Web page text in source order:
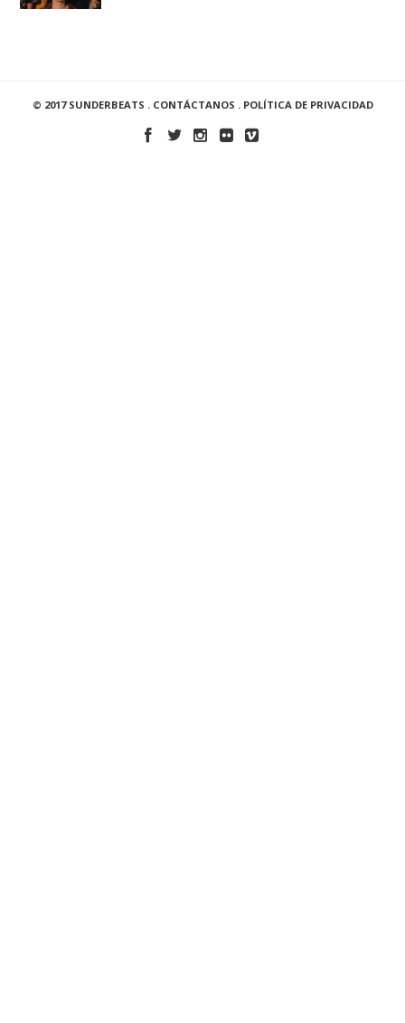
© 2017 SUNDERBEATS . CONTÁCTANOS . POLÍTICA DE PRIVACIDAD